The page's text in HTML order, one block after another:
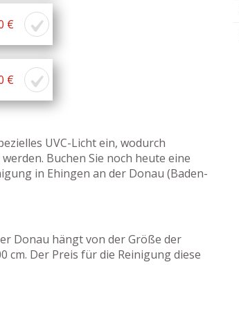
€
€
UVC-Licht ein, wodurch
Buchen Sie noch heute eine
in Ehingen an der Donau (Baden-
Donau hängt von der Größe der
cm. Der Preis für die Reinigung diese